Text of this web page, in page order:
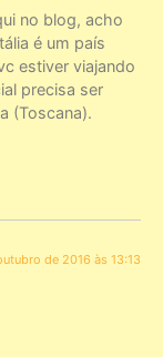
no blog, acho
é um país
estiver viajando
precisa ser
(Toscana).
de 2016 às 13:13